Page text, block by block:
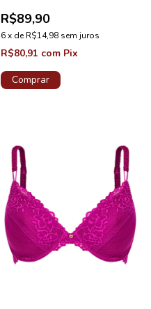
R$89,90
6x deR$14,98 sem juros
R$80,91 com Pix
Comprar